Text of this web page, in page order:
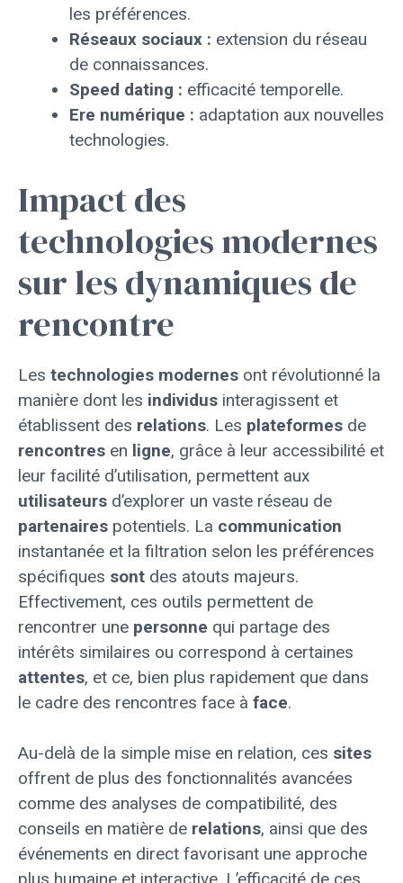
les préférences.
Réseaux sociaux : extension du réseau
de connaissances.
Speed dating : efficacité temporelle.
Ere numérique : adaptation aux nouvelles
technologies.
Impact des
technologies modernes
sur les dynamiques de
rencontre
Les technologies modernes ont révolutionné la
manière dont les individus interagissent et
établissent des relations. Les plateformes de
rencontres en ligne, grâce à leur accessibilité et
leur facilité d’utilisation, permettent aux
utilisateurs d’explorer un vaste réseau de
partenaires potentiels. La communication
instantanée et la filtration selon les préférences
spécifiques sont des atouts majeurs.
Effectivement, ces outils permettent de
rencontrer une personne qui partage des
intérêts similaires ou correspond à certaines
attentes, et ce, bien plus rapidement que dans
le cadre des rencontres face à face.
Au-delà de la simple mise en relation, ces sites
offrent de plus des fonctionnalités avancées
comme des analyses de compatibilité, des
conseils en matière de relations, ainsi que des
événements en direct favorisant une approche